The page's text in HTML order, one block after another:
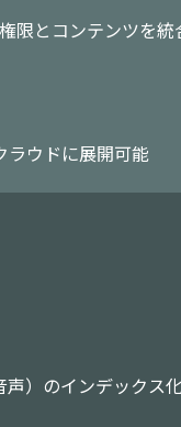
限とコンテンツを
ラウドに展開可能
）のインデックス化